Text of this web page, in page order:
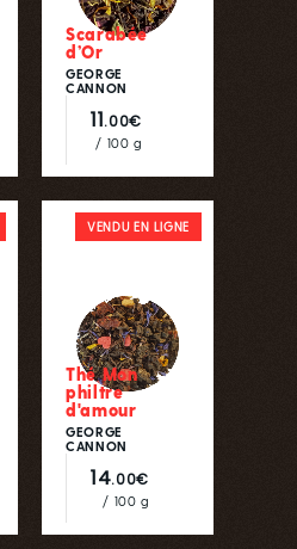
Scarabée
d’Or
GEORGE
CANNON
11.00€
/ 100 g
VENDU EN LIGNE
Thé Mon
philtre
d'amour
GEORGE
CANNON
14.00€
/ 100 g